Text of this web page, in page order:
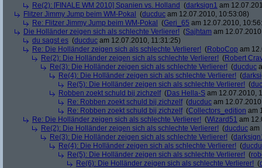
Re(2): [FINALE WM 2010] Spanien vs. Holland (darksign1 am
Flitzer Jimmy Jump beim WM-Pokal
(ducduc am 12.07.2010, 10:53:08)
Re: Flitzer Jimmy Jump beim WM-Pokal
(Geri_65 am 12.07.2010,
Die Holländer zeigen sich als schlechte Verlierer! (Sajhtam am
du sagst es (ducduc am 12.07.2010, 11:31:25)
Re: Die Holländer zeigen sich als schlechte Verlierer! (RoboCop am
Re(2): Die Holländer zeigen sich als schlechte Verlierer! (Robert
Re(3): Die Holländer zeigen sich als schlechte Verlierer! (ducduc
Re(4): Die Holländer zeigen sich als schlechte Verlierer! (
Re(5): Die Holländer zeigen sich als schlechte Verlierer! (
Robben zoekt schuld bij zichzelf(Das Hella-S am 12.07.2010,
Re: Robben zoekt schuld bij zichzelf(ducduc am
Re: Robben zoekt schuld bij zichzelf(Collectors_edition am
Re: Die Holländer zeigen sich als schlechte Verlierer! (Wizard51 am
Re(2): Die Holländer zeigen sich als schlechte Verlierer! (ducduc am
Re(3): Die Holländer zeigen sich als schlechte Verlierer! (
Re(4): Die Holländer zeigen sich als schlechte Verlierer! (
Re(5): Die Holländer zeigen sich als schlechte Verlierer! (
Re(6): Die Holländer zeigen sich als schlechte Verlierer! (